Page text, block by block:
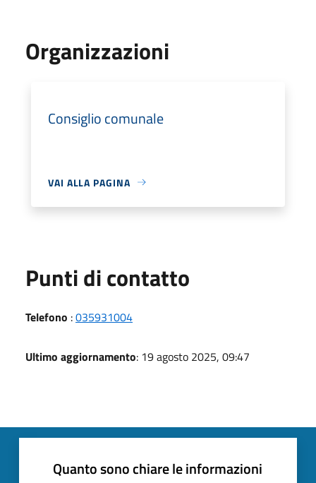
Organizzazioni
Consiglio comunale
VAI ALLA PAGINA
Punti di contatto
Telefono :035931004
Ultimo aggiornamento: 19 agosto 2025, 09:47
Quanto sono chiare le informazioni